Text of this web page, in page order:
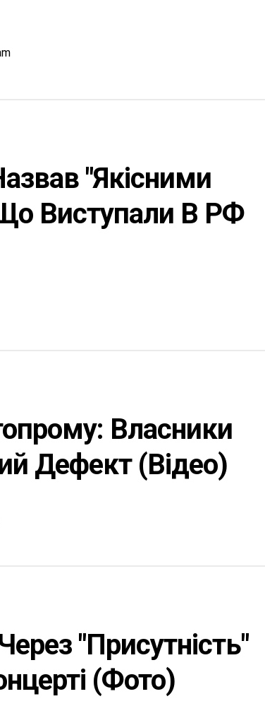
"якісними
Виступали В РФ
Власники
Дефект (відео)
"присутність"
(фото)